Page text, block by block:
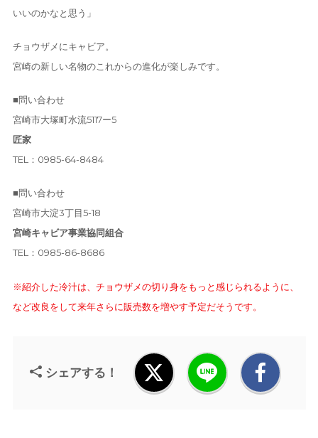
いいのかなと思う」
チョウザメにキャビア。
宮崎の新しい名物のこれからの進化が楽しみです。
■問い合わせ
宮崎市大塚町水流5117ー5
匠家
TEL：0985-64-8484
■問い合わせ
宮崎市大淀3丁目5-18
宮崎キャビア事業協同組合
TEL：0985-86-8686
※紹介した冷汁は、チョウザメの切り身をもっと感じられるように、
など改良をして来年さらに販売数を増やす予定だそうです。
シェアする！